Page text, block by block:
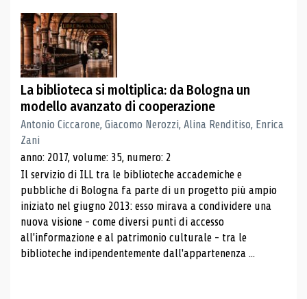
La biblioteca si moltiplica: da Bologna un
modello avanzato di cooperazione
Antonio Ciccarone, Giacomo Nerozzi, Alina Renditiso, Enrica
Zani
anno: 2017, volume: 35, numero: 2
Il servizio di ILL tra le biblioteche accademiche e
pubbliche di Bologna fa parte di un progetto più ampio
iniziato nel giugno 2013: esso mirava a condividere una
nuova visione - come diversi punti di accesso
all'informazione e al patrimonio culturale - tra le
biblioteche indipendentemente dall'appartenenza ...